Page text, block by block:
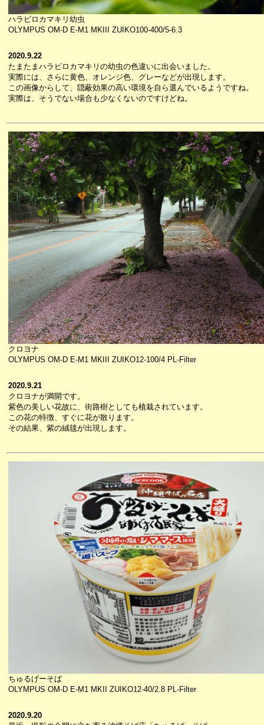
ハラビロカマキリ幼虫
OLYMPUS OM-D E-M1 MKIII ZUIKO100-400/5-6.3
2020.9.22
たまたまハラビロカマキリの幼虫の色違いに出会いました。
実際には、さらに黄色、オレンジ色、グレーなどが出現します。
この画像からして、隠蔽効果の高い環境を自ら選んでいるようですね。
実際は、そうでない場合も少なくないのですけどね。
クロヨナ
OLYMPUS OM-D E-M1 MKIII ZUIKO12-100/4 PL-Filter
2020.9.21
クロヨナが満開です。
紫色の美しい花故に、街路樹としても植栽されています。
この花の特徴、すぐに花が散ります。
その結果、紫の絨毯が出現します。
ちゅるげーそば
OLYMPUS OM-D E-M1 MKII ZUIKO12-40/2.8 PL-Filter
2020.9.20